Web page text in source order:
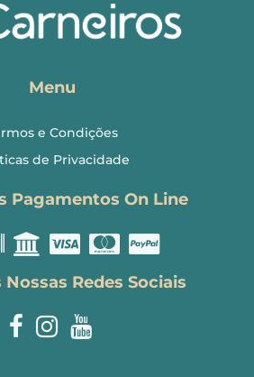
Menu
e Condições
de Privacidade
Pagamentos On Line
Redes Sociais